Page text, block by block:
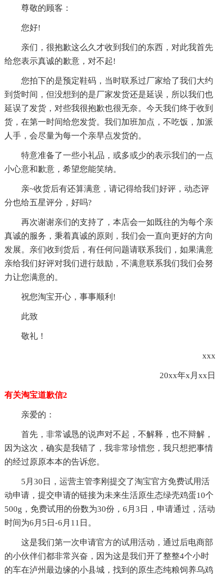
尊敬的顾客：
您好!
亲们，很抱歉这么久才收到我们的东西，对此我首先
给您表示真诚的歉意，对不起!
您拍下的是预定鞋码，当时联系过厂家给了我们大约
到货时间，但没想到的是厂家发货还是延误，所以我们也
延误了发货，对些我很抱歉也很无奈。今天我们终于收到
货，在第一时间给您发货。我们加班加点，不吃饭，加派
人手，会尽量为每一个亲早点发货的。
特意准备了一些小礼品，或多或少的表示我们的一点
小心意和歉意，希望您能笑纳。
亲~收货后有还算满意，请记得给我们好评，动态评
分也给五星评分，好吗?
再次谢谢亲们的支持了，本店会一如既往的为每个亲
真诚的服务，秉着真诚的原则，我们会一直向更好的方向
发展。亲们收到货后，有任何问题请联系我们，如果满意
亲给我们好评对我们进行鼓励，不满意联系我们我们会努
力让您满意的。
祝您淘宝开心，事事顺利!
此致
敬礼！
xxx
20xx年x月xx日
有关淘宝道歉信2
亲爱的：
首先，非常诚恳的说声对不起，不解释，也不辩解，
因为这次，确实是我错了，我非常珍惜您，我只想把事情
的经过原原本本的告诉您。
5月30日，运营主管李刚提交了淘宝官方免费试用活
动申请，提交申请的链接为未来生活原生态绿壳鸡蛋10个
500g，免费试用的份数为30份，6月3日，申请通过，活动
时间为6月5日-6月11日。
这是我们第一次申请官方的试用活动，通过后电商部
的小伙伴们都非常兴奋，因为这是我们开了整整4个小时
的车在泸州最边缘的小县城，找到的原生态纯粮饲养乌鸡